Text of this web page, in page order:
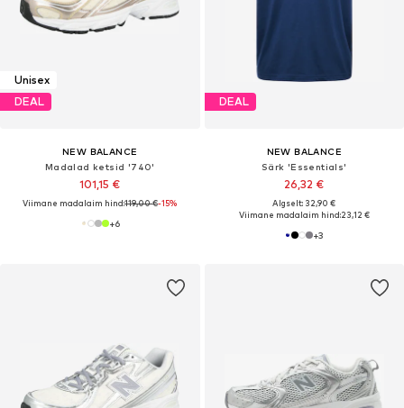
Unisex
DEAL
NEW BALANCE
Madalad ketsid '740'
101,15 €
Viimane madalaim hind:119,00 €-15%
+6
DEAL
NEW BALANCE
Särk 'Essentials'
26,32 €
Algselt: 32,90 €
Viimane madalaim hind:23,12 €
+3